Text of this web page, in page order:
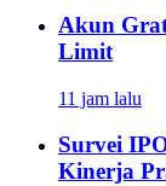
Akun
Limit
11 jam lalu
Survei
Kinerja